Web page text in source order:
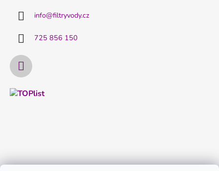
info@filtryvody.cz
725 856 150